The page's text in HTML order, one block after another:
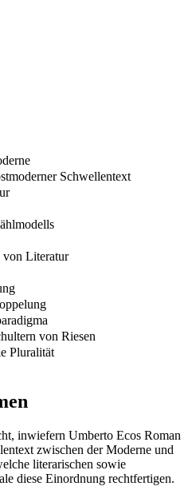
Schwellentext
von Literatur
von Riesen
Pluralität
inwiefern Umberto Ecos Roman
zwischen der Moderne und
literarischen sowie
diese Einordnung rechtfertigen.